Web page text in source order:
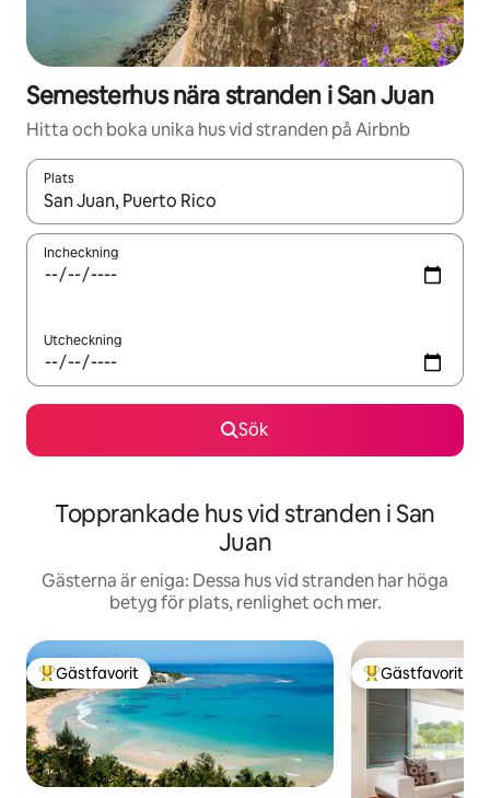
Semesterhus nära stranden i San Juan
Hitta och boka unika hus vid stranden på Airbnb
Plats
När resultaten är tillgängliga kan du navigera med upp- och
Incheckning
Utcheckning
Sök
Topprankade hus vid stranden i San
Juan
Gästerna är eniga: Dessa hus vid stranden har höga
betyg för plats, renlighet och mer.
Populär gästfavorit
Gästfavorit Populär
Gästfavorit